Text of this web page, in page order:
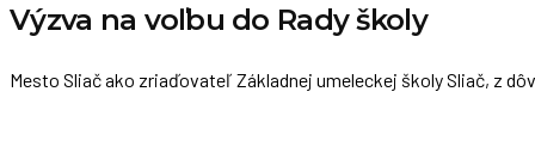
Výzva na voľbu do Rady školy
Mesto Sliač ako zriaďovateľ Základnej umeleckej školy Sliač, z